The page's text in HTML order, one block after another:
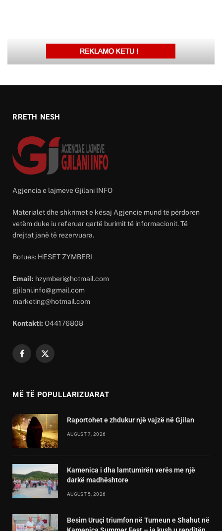
RRETH NESH
Agjencia e lajmeve Gjilani INFO
Materialet dhe shkrimet e kësaj Agjencie mund të përdoren
vetëm duke iu referuar qartë burimit të informacionit. Të
drejtat janë të rezervuara.
Botues: HESET ZYMBERI
Email: hzymberi@hotmail.com
gjilani.info@gmail.com
marketing@hotmail.com
Kontakti: O44176808
Facebook
X
MË TË POPULLARIZUARAT
Raportohet e zhdukur një vajzë në Gjilan
AUGUST 7, 2026
Kamenica i dha lamtumirën verës me një
darkë madhështore
AUGUST 5, 2026
Besim Uruçi triumfon në Turneun e Shahut në